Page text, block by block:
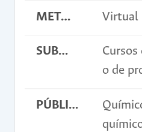
METODOLOGÍA Virtual
SUBMODALIDAD
o de
PÚBLICO OBJETIVO